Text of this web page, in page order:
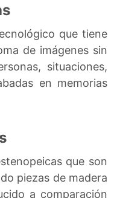
que tiene
de imágenes sin
situaciones,
en memorias
que son
piezas de madera
a comparación